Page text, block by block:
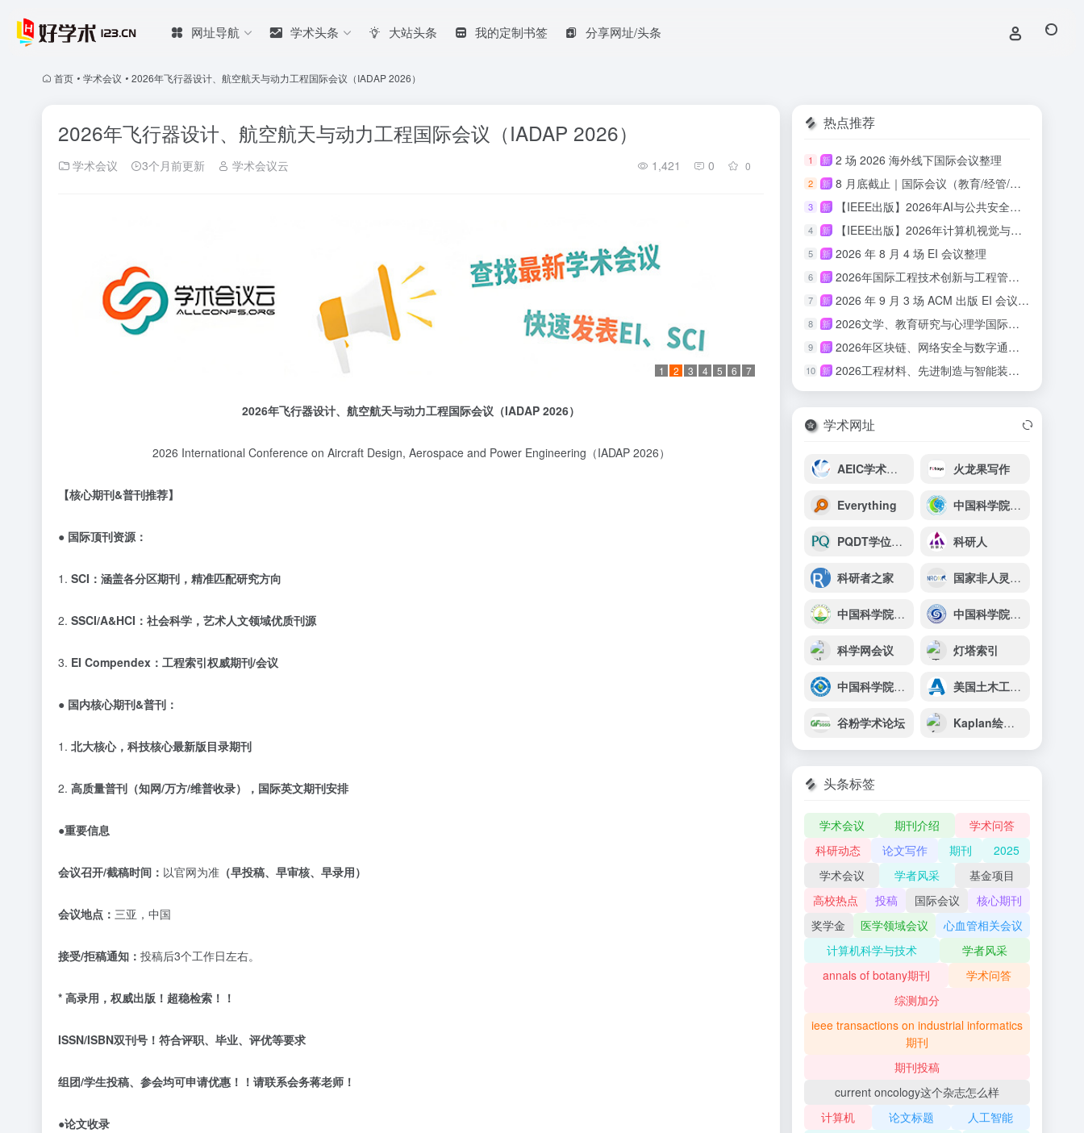
网址导航 学术头条 大站头条 我的定制书签 分享网址/头条
首页 • 学术会议 • 2026年飞行器设计、航空航天与动力工程国际会议（IADAP 2026）
2026年飞行器设计、航空航天与动力工程国际会议（IADAP 2026）
学术会议 3个月前更新 学术会议云 1,421 0 0
1 2 3 4 5 6 7
2026年飞行器设计、航空航天与动力工程国际会议（IADAP 2026）
2026 International Conference on Aircraft Design, Aerospace and Power Engineering（IADAP 2026）
【核心期刊&普刊推荐】
● 国际顶刊资源：
1. SCI：涵盖各分区期刊，精准匹配研究方向
2. SSCI/A&HCI：社会科学，艺术人文领域优质刊源
3. EI Compendex：工程索引权威期刊/会议
● 国内核心期刊&普刊：
1. 北大核心，科技核心最新版目录期刊
2. 高质量普刊（知网/万方/维普收录），国际英文期刊安排
●重要信息
会议召开/截稿时间： 以官网为准 （早投稿、早审核、早录用）
会议地点： 三亚，中国
接受/拒稿通知： 投稿后3个工作日左右。
* 高录用，权威出版！超稳检索！！
ISSN/ISBN双刊号！符合评职、毕业、评优等要求
组团/学生投稿、参会均可申请优惠！！请联系会务蒋老师！
●论文收录
热点推荐
1 新 2 场 2026 海外线下国际会议整理
2 新 8 月底截止｜国际会议（教育/经管/心理/传媒/人文适用）
3 新 【IEEE出版】2026年AI与公共安全国际学术会议
4 新 【IEEE出版】2026年计算机视觉与具身智能国际学术会议
5 新 2026 年 8 月 4 场 EI 会议整理
6 新 2026年国际工程技术创新与工程管理研讨会 （ISETIM 2026）
7 新 2026 年 9 月 3 场 ACM 出版 EI 会议汇总
8 新 2026文学、教育研究与心理学国际会议(ICLERP 2026)
9 新 2026年区块链、网络安全与数字通信国际会议（ICBCBC 2026）
10 新 2026工程材料、先进制造与智能装备国际会议（ICEMAMIE 2026）
学术网址
AEIC学术交流中心 火龙果写作
Everything 中国科学院烟台海岸带研究所
PQDT学位论文全文数据库 科研人
科研者之家 国家非人灵长类实验动物资源库
中国科学院武汉植物园 中国科学院地质与地球物理研究所
科学网会议 灯塔索引
中国科学院重庆绿色智能技术研究院 美国土木工程师协会（ASCE）
谷粉学术论坛 Kaplan绘图器
头条标签
学术会议 期刊介绍
学术问答
科研动态
论文写作 期刊
2025
学术会议
学者风采
基金项目
高校热点
投稿 国际会议
核心期刊
奖学金
医学领域会议
心血管相关会议
计算机科学与技术
学者风采
annals of botany期刊
学术问答
综测加分
ieee transactions on industrial informatics
期刊
期刊投稿
current oncology这个杂志怎么样
计算机
论文标题
人工智能